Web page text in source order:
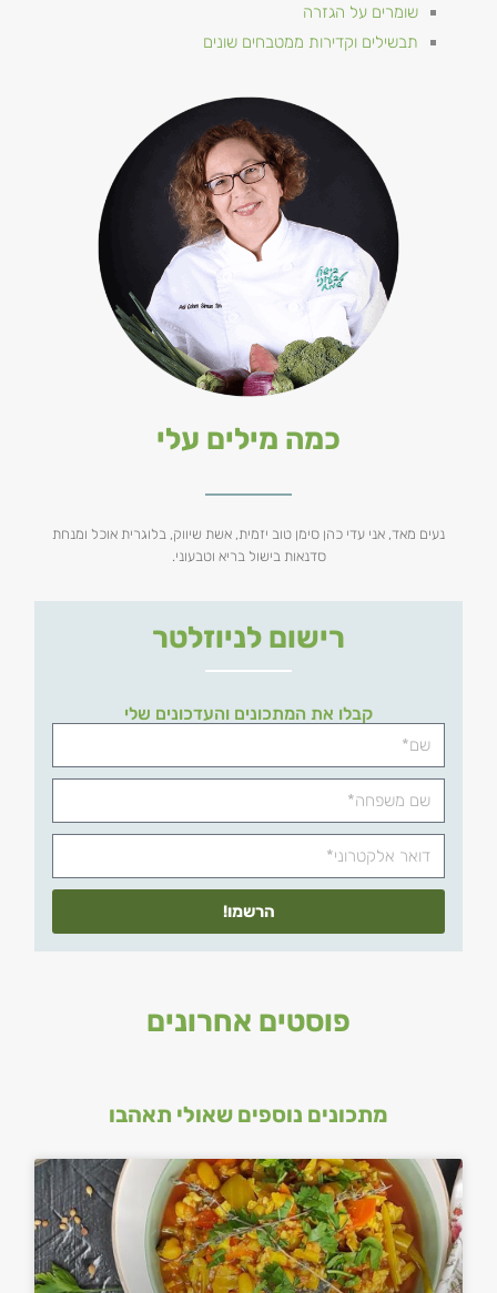
שומרים על הגזרה
תבשילים וקדירות ממטבחים שונים
כמה מילים עלי
נעים מאד, אני עדי כהן סימן טוב יזמית, אשת שיווק, בלוגרית אוכל ומנחת
סדנאות בישול בריא וטבעוני.
רישום לניוזלטר
קבלו את המתכונים והעדכונים שלי
הרשמו!
פוסטים אחרונים
מתכונים נוספים שאולי תאהבו